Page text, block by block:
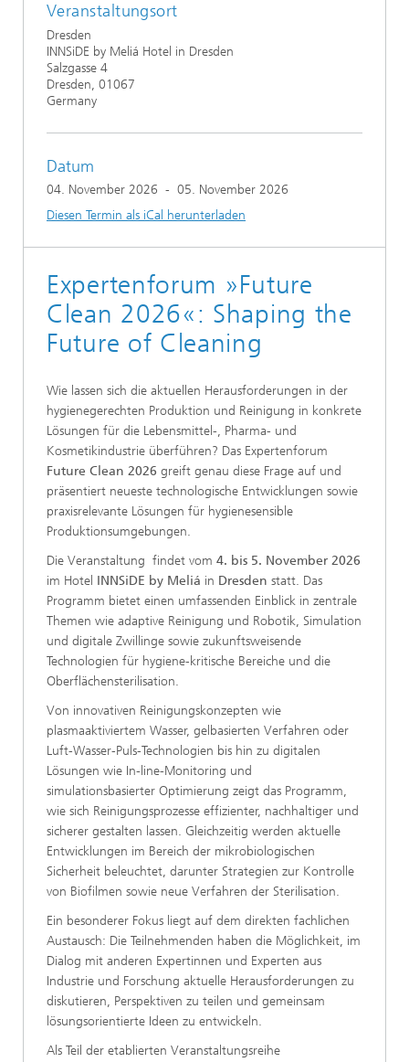
Veranstaltungsort
Dresden
INNSiDE by Meliá Hotel in Dresden
Salzgasse 4
Dresden, 01067
Germany
Datum
04. November 2026 - 05. November 2026
Diesen Termin als iCal herunterladen
Expertenforum »Future
Clean 2026«: Shaping the
Future of Cleaning
Wie lassen sich die aktuellen Herausforderungen in der
hygienegerechten Produktion und Reinigung in konkrete
Lösungen für die Lebensmittel-, Pharma- und
Kosmetikindustrie überführen? Das Expertenforum
Future Clean 2026 greift genau diese Frage auf und
präsentiert neueste technologische Entwicklungen sowie
praxisrelevante Lösungen für hygienesensible
Produktionsumgebungen.
Die Veranstaltung findet vom 4. bis 5. November 2026
im Hotel INNSiDE by Meliá in Dresden statt. Das
Programm bietet einen umfassenden Einblick in zentrale
Themen wie adaptive Reinigung und Robotik, Simulation
und digitale Zwillinge sowie zukunftsweisende
Technologien für hygiene-kritische Bereiche und die
Oberflächensterilisation.
Von innovativen Reinigungskonzepten wie
plasmaaktiviertem Wasser, gelbasierten Verfahren oder
Luft-Wasser-Puls-Technologien bis hin zu digitalen
Lösungen wie In-line-Monitoring und
simulationsbasierter Optimierung zeigt das Programm,
wie sich Reinigungsprozesse effizienter, nachhaltiger und
sicherer gestalten lassen. Gleichzeitig werden aktuelle
Entwicklungen im Bereich der mikrobiologischen
Sicherheit beleuchtet, darunter Strategien zur Kontrolle
von Biofilmen sowie neue Verfahren der Sterilisation.
Ein besonderer Fokus liegt auf dem direkten fachlichen
Austausch: Die Teilnehmenden haben die Möglichkeit, im
Dialog mit anderen Expertinnen und Experten aus
Industrie und Forschung aktuelle Herausforderungen zu
diskutieren, Perspektiven zu teilen und gemeinsam
lösungsorientierte Ideen zu entwickeln.
Als Teil der etablierten Veranstaltungsreihe